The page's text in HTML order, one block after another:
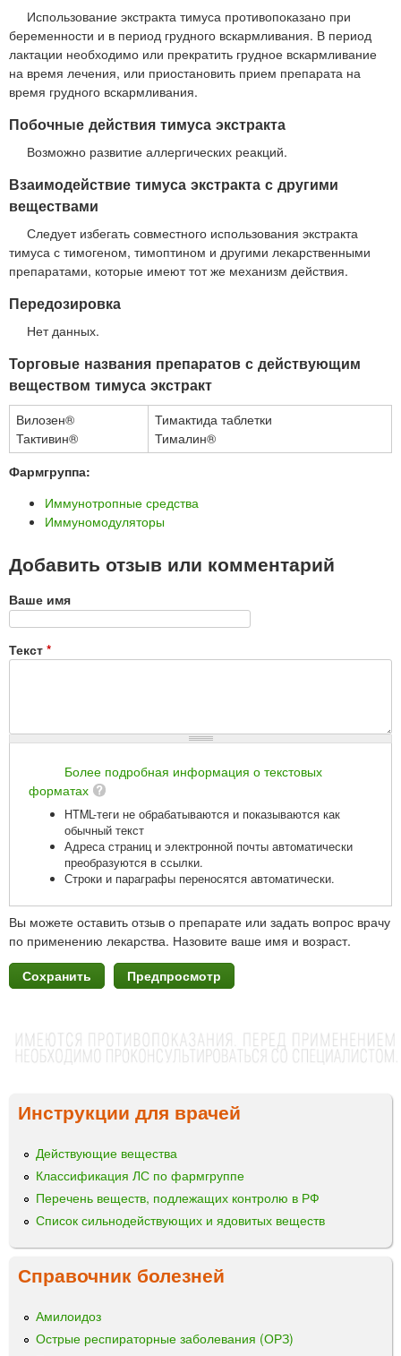
Использование экстракта тимуса противопоказано при
беременности и в период грудного вскармливания. В период
лактации необходимо или прекратить грудное вскармливание
на время лечения, или приостановить прием препарата на
время грудного вскармливания.
Побочные действия тимуса экстракта
Возможно развитие аллергических реакций.
Взаимодействие тимуса экстракта с другими
веществами
Следует избегать совместного использования экстракта
тимуса с тимогеном, тимоптином и другими лекарственными
препаратами, которые имеют тот же механизм действия.
Передозировка
Нет данных.
Торговые названия препаратов с действующим
веществом тимуса экстракт
Вилозен®
Тактивин®
Тимактида таблетки
Тималин®
Фармгруппа:
Иммунотропные средства
Иммуномодуляторы
Добавить отзыв или комментарий
Ваше имя
Текст *
Более подробная информация о текстовых
форматах
HTML-теги не обрабатываются и показываются как
обычный текст
Адреса страниц и электронной почты автоматически
преобразуются в ссылки.
Строки и параграфы переносятся автоматически.
Вы можете оставить отзыв о препарате или задать вопрос врачу
по применению лекарства. Назовите ваше имя и возраст.
Инструкции для врачей
Действующие вещества
Классификация ЛС по фармгруппе
Перечень веществ, подлежащих контролю в РФ
Список сильнодействующих и ядовитых веществ
Справочник болезней
Амилоидоз
Острые респираторные заболевания (ОРЗ)